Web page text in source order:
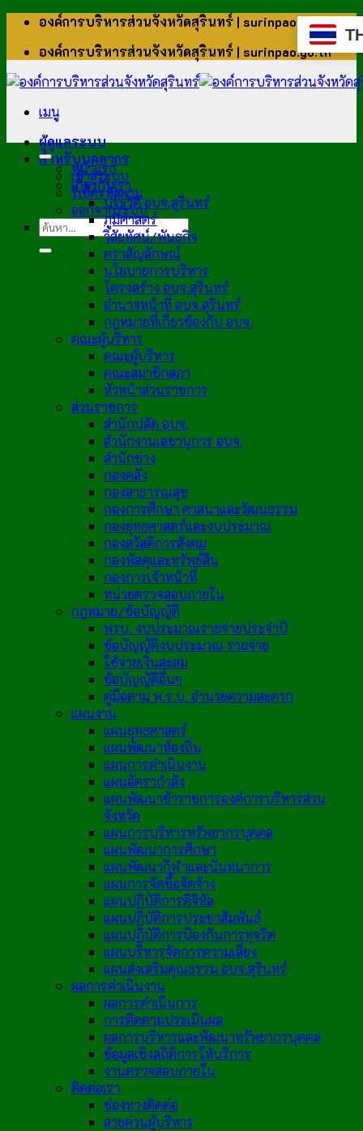
ข้าม
เนื้อหา
องค์การบริหารส่วนจังหวัดสุรินทร์ | surinpao.go.th
องค์การบริหารส่วนจังหวัดสุรินทร์ | surinpao.go.th
เมนู
ผู้ดูแลระบบ
สำหรับบุคลากร
เข้าสู่ระบบ
รีเซ็ตรหัสผ่าน
ออกจากระบบ
หน้าแรก
เกี่ยวกับเรา
ประวัติ อบจ.สุรินทร์
ภูมิศาสตร์
วิสัยทัศน์/พันธกิจ
ตราสัญลักษณ์
นโยบายการบริหาร
โครงสร้าง อบจ.สุรินทร์
อำนาจหน้าที่ อบจ.สุรินทร์
กฎหมายที่เกี่ยวข้องกับ อบจ.
คณะผู้บริหาร
คณะผู้บริหาร
คณะสมาชิกสภา
หัวหน้าส่วนราชการ
ส่วนราชการ
สำนักปลัด อบจ.
สำนักงานเลขานุการ อบจ.
สำนักช่าง
กองคลัง
กองสาธารณสุข
กองการศึกษา ศาสนาและวัฒนธรรม
กองยุทธศาสตร์และงบประมาณ
กองสวัสดิการสังคม
กองพัสดุและทรัพย์สิน
กองการเจ้าหน้าที่
หน่วยตรวจสอบภายใน
กฎหมาย/ข้อบัญญัติ
พรบ. งบประมาณรายจ่ายประจำปี
ข้อบัญญัติงบประมาณ รายจ่าย
ใช้จ่ายเงินสะสม
ข้อบัญญัติอื่นๆ
คู่มือตาม พ.ร.บ. อำนวยความสะดวก
แผนงาน
แผนยุทธศาสตร์
แผนพัฒนาท้องถิ่น
แผนการดำเนินงาน
แผนอัตรากำลัง
แผนพัฒนาข้าราชการองค์การบริหารส่วน
จังหวัด
แผนการบริหารทรัพยากรบุคคล
แผนพัฒนาการศึกษา
แผนพัฒนากีฬาและนันทนาการ
แผนการจัดซื้อจัดจ้าง
แผนปฏิบัติการดิจิทัล
แผนปฏิบัติการประชาสัมพันธ์
แผนปฏิบัติการป้องกันการทุจริต
แผนบริหารจัดการความเสี่ยง
แผนส่งเสริมคุณธรรม อบจ.สุรินทร์
ผลการดำเนินงาน
ผลการดำเนินการ
การติดตามประเมินผล
ผลการบริหารและพัฒนาทรัพยากรบุคคล
ข้อมูลเชิงสถิติการให้บริการ
งานตรวจสอบภายใน
ติดต่อเรา
ช่องทางติดต่อ
สายด่วนผู้บริหาร